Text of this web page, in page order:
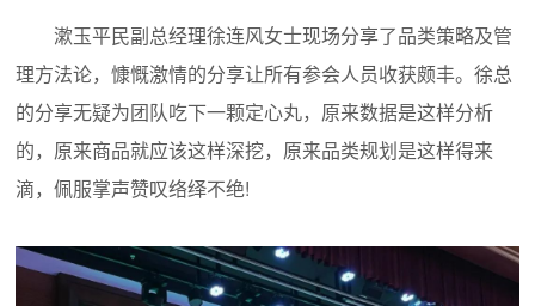
漱玉平民副总经理徐连风女士现场分享了品类策略及管
理方法论，慷慨激情的分享让所有参会人员收获颇丰。徐总
的分享无疑为团队吃下一颗定心丸，原来数据是这样分析
的，原来商品就应该这样深挖，原来品类规划是这样得来
滴，佩服掌声赞叹络绎不绝!